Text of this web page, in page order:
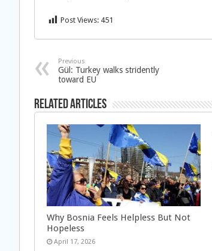
Post Views: 451
Previous
Gül: Turkey walks stridently
toward EU
Related Articles
Why Bosnia Feels Helpless But Not
Hopeless
April 17, 2026